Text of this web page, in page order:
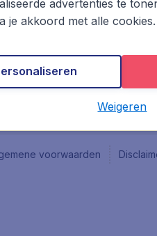
voorwaarden
advertenties te
je akkoord met alle cookies.
Weigeren